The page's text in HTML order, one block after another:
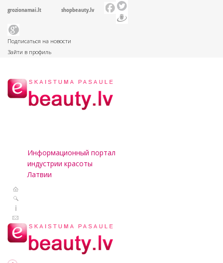
grozionamai.lt shopbeauty.lv
Подписаться на новости
Зайти в профиль
Информационный портал
индустрии красоты
Латвии